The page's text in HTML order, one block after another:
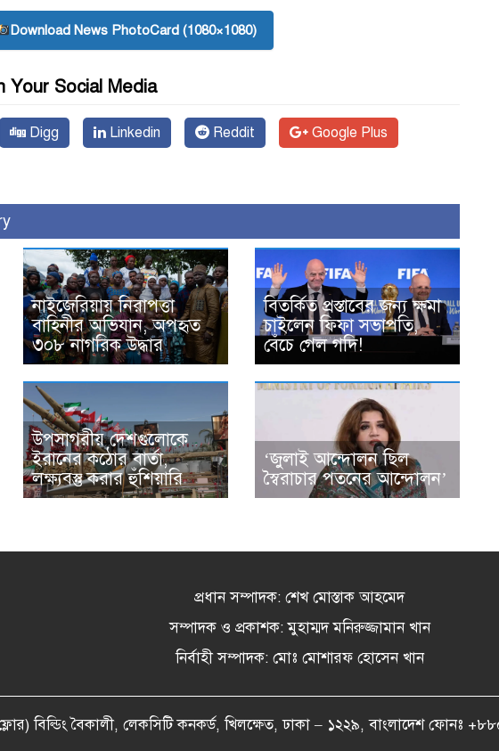
Download News PhotoCard (1080×1080)
Your Social Media
Digg Linkedin Reddit Google Plus
নাইজেরিয়ায় নিরাপত্তা
বাহিনীর অভিযান, অপহৃত
৩০৮ নাগরিক উদ্ধার
বিতর্কিত প্রস্তাবের জন্য ক্ষমা
চাইলেন ফিফা সভাপতি,
বেঁচে গেল গদি!
উপসাগরীয় দেশগুলোকে
ইরানের কঠোর বার্তা,
লক্ষ্যবস্তু করার হুঁশিয়ারি
‘জুলাই আন্দোলন ছিল
স্বৈরাচার পতনের আন্দোলন’
প্রধান সম্পাদক: শেখ মোস্তাক আহমেদ
সম্পাদক ও প্রকাশক: মুহাম্মদ মনিরুজ্জামান খান
নির্বাহী সম্পাদক: মোঃ মোশারফ হোসেন খান
বিল্ডিং বৈকালী, লেকসিটি কনকর্ড, খিলক্ষেত, ঢাকা – ১২২৯, বাংলাদেশ ফোনঃ